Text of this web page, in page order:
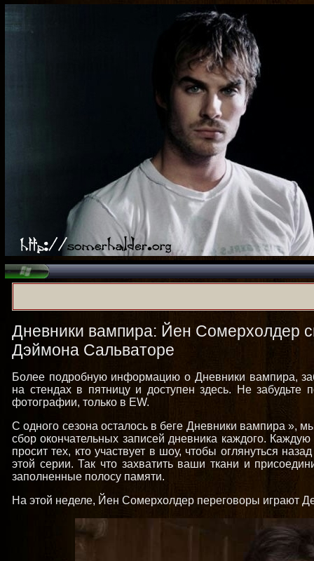
Дневники вампира: Йен Сомерхолдер
Дэймона Сальваторе
Более подробную информацию о Дневники вампира,
на стендах в пятницу и доступен здесь. Не забудьте
фотографии, только в EW.
С одного сезона осталось в беге Дневники вампира »,
сбор окончательных записей дневника каждого.
просит тех, кто участвует в шоу, чтобы оглянуться
этой серии. Так что захватить ваши ткани и
заполненные полосу памяти.
На этой неделе, Йен Сомерхолдер переговоры играют